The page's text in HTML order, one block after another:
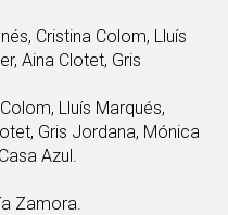
Cristina Colom, Lluís
Aina Clotet, Gris
Lluís Marqués,
Gris Jordana, Mónica
Azul.
Zamora.